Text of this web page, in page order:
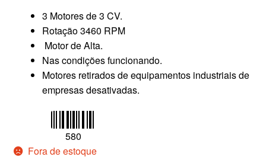
original
era:
R$ 1.300.
atual
R$ 900.
3 Motores de 3 CV.
Rotação 3460 RPM
Motor de Alta.
Nas condições funcionando.
Motores retirados de equipamentos industriais de
empresas desativadas.
580
Fora de estoque